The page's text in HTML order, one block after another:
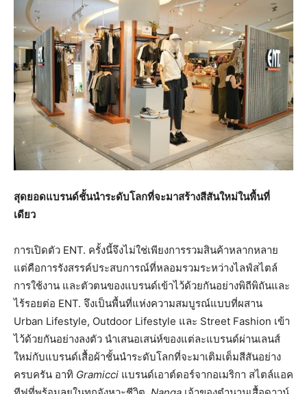
สุดยอดแบรนด์ชั้นนำระดับโลกที่จะมาสร้างสีสันใหม่ในพื้นที่
เดียว
การเปิดตัว ENT. ครั้งนี้จึงไม่ใช่เพียงการรวมสินค้าหลากหลาย
แต่คือการรังสรรค์ประสบการณ์ที่หลอมรวมระหว่างไลฟ์สไตล์
การใช้งาน และตัวตนของแบรนด์เข้าไว้ด้วยกันอย่างพิถีพิถันและ
ไร้รอยต่อ ENT. จึงเป็นพื้นที่แห่งความสมบูรณ์แบบที่ผสาน
Urban Lifestyle, Outdoor Lifestyle และ Street Fashion เข้า
ไว้ด้วยกันอย่างลงตัว นำเสนอเสน่ห์ของแต่ละแบรนด์ผ่านเลนส์
ใหม่กับแบรนด์เสื้อผ้าชั้นนำระดับโลกที่จะมาเติมเต็มสีสันอย่าง
ครบครัน อาทิ Gramicci แบรนด์เอาต์ดอร์จากอเมริกา สไตล์แอค